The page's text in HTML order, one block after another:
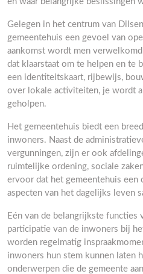
Gelegen in het centrum van
gemeentehuis een gevoel van
aankomst wordt men
dat klaarstaat om te helpen en te
een identiteitskaart, rijbewijs,
over lokale activiteiten, je wordt
geholpen.
Het gemeentehuis biedt een
inwoners. Naast de
vergunningen, zijn er ook
ruimtelijke ordening, sociale
ervoor dat het gemeentehuis een
aspecten van het dagelijks leven
Eén van de belangrijkste functies
participatie van de inwoners bij
worden regelmatig
inwoners hun stem kunnen laten
onderwerpen die de gemeente